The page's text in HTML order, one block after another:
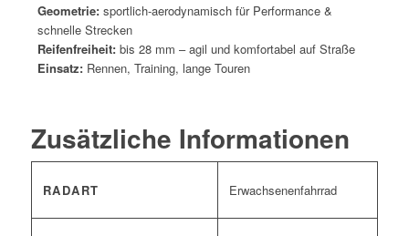
Geometrie:sportlich-aerodynamisch für Performance &
schnelle Strecken
Reifenfreiheit:bis 28 mm – agil und komfortabel auf Straße
Einsatz:Rennen, Training, lange Touren
Zusätzliche Informationen
RADART Erwachsenenfahrrad